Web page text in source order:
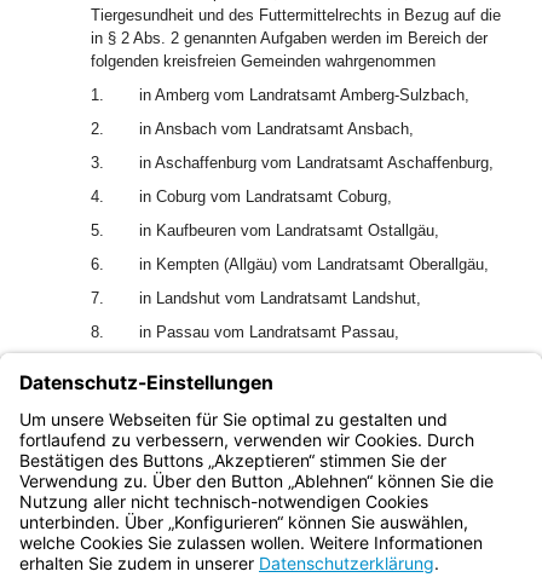
Tiergesundheit und des Futtermittelrechts in Bezug auf die
in § 2 Abs. 2 genannten Aufgaben werden im Bereich der
folgenden kreisfreien Gemeinden wahrgenommen
1.
in Amberg vom Landratsamt Amberg-Sulzbach,
2.
in Ansbach vom Landratsamt Ansbach,
3.
in Aschaffenburg vom Landratsamt Aschaffenburg,
4.
in Coburg vom Landratsamt Coburg,
5.
in Kaufbeuren vom Landratsamt Ostallgäu,
6.
in Kempten (Allgäu) vom Landratsamt Oberallgäu,
7.
in Landshut vom Landratsamt Landshut,
8.
in Passau vom Landratsamt Passau,
in Schwabach vom Landratsamt Roth und
11.
in Schweinfurt vom Landratsamt Schweinfurt.
Bayern.de
BayernPortal